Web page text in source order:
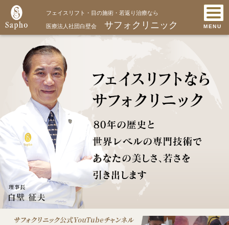
フェイスリフト・目の施術・若返り治療なら
医療法人社団白壁会 サフォクリニック MENU